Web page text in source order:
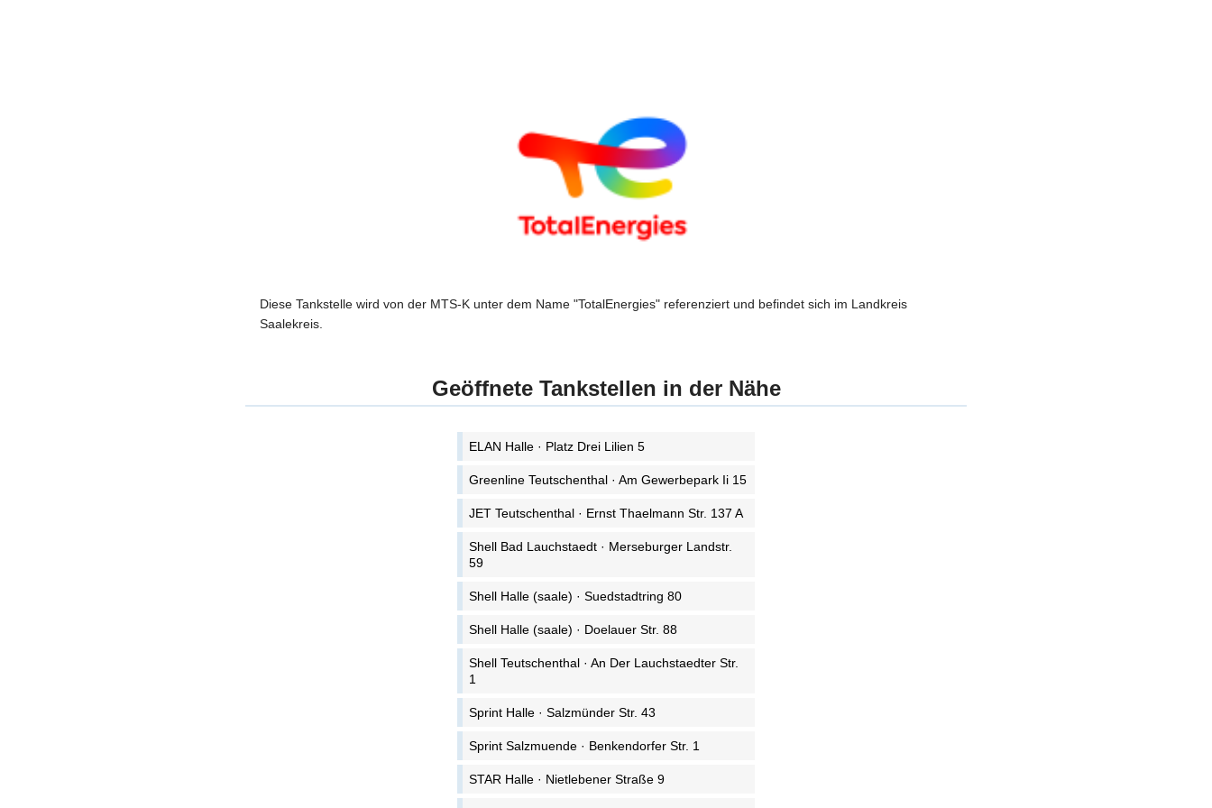
Diese Tankstelle wird von der MTS-K unter dem Name "TotalEnergies" referenziert und befindet sich im Landkreis
Saalekreis.
Geöffnete Tankstellen in der Nähe
ELAN Halle · Platz Drei Lilien 5
Greenline Teutschenthal · Am Gewerbepark Ii 15
JET Teutschenthal · Ernst Thaelmann Str. 137 A
Shell Bad Lauchstaedt · Merseburger Landstr.
59
Shell Halle (saale) · Suedstadtring 80
Shell Halle (saale) · Doelauer Str. 88
Shell Teutschenthal · An Der Lauchstaedter Str.
1
Sprint Halle · Salzmünder Str. 43
Sprint Salzmuende · Benkendorfer Str. 1
STAR Halle · Nietlebener Straße 9